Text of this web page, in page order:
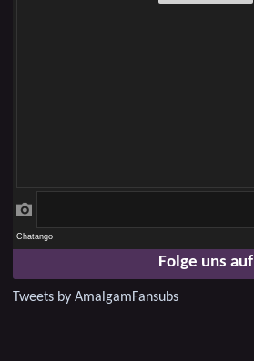
Folge uns auf
Tweets by AmalgamFansubs